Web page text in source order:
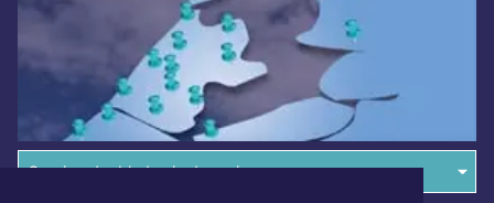
Overige dagbladen in de regio